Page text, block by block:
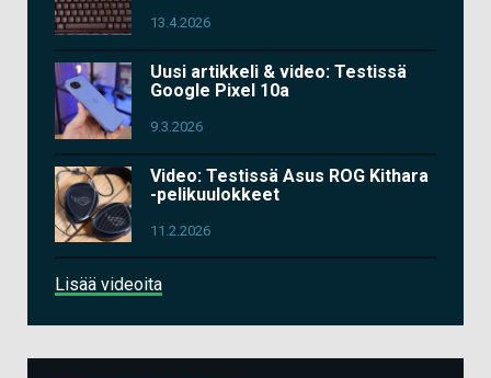
13.4.2026
Uusi artikkeli & video: Testissä
Google Pixel 10a
9.3.2026
Video: Testissä Asus ROG Kithara
-pelikuulokkeet
11.2.2026
Lisää videoita